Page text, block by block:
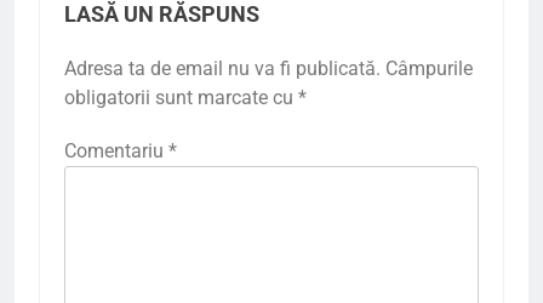
LASĂ UN RĂSPUNS
Adresa ta de email nu va fi publicată. Câmpurile
obligatorii sunt marcate cu *
Comentariu *